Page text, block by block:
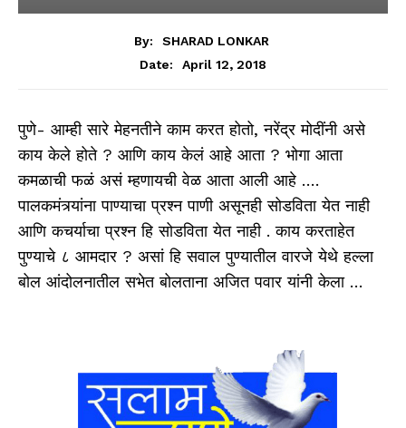
By:
SHARAD LONKAR
Date:
April 12, 2018
पुणे- आम्ही सारे मेहनतीने काम करत होतो, नरेंद्र मोदींनी असे
काय केले होते ? आणि काय केलं आहे आता ? भोगा आता
कमळाची फळं असं म्हणायची वेळ आता आली आहे ….
पालकमंत्र्यांना पाण्याचा प्रश्न पाणी असूनही सोडविता येत नाही
आणि कचर्याचा प्रश्न हि सोडविता येत नाही . काय करताहेत
पुण्याचे ८ आमदार ? असां हि सवाल पुण्यातील वारजे येथे हल्ला
बोल आंदोलनातील सभेत बोलताना अजित पवार यांनी केला …